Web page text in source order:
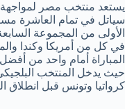
يستعد منتخب مصر لمواجهة
سياتل في تمام العاشرة
في كل من أمريكا وكندا
المباراة أمام واحد من أفضل
حيث يدخل المنتخب
كرواتيا وتونس قبل انطلاق